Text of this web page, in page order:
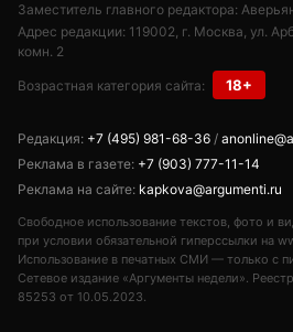
Заместитель главного редактора:
Адрес редакции: 119002, г. Москва, ул.
комн. 2
Возрастная категория сайта: 18+
Редакция: +7 (495) 981-68-36 /
Реклама в газете: +7 (903) 777-11-14
Реклама на сайте: kapkova@argumenti.ru
Свободное использование текстов, фото и
при условии обязательной гиперссылки на
Использование в печатных СМИ — только с
Сетевое издание «Аргументы недели».
85253 от 10.05.2023.